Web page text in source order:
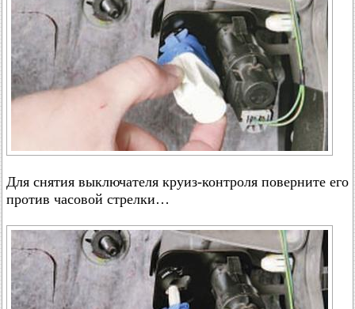
Для снятия выключателя круиз-контроля поверните его
против часовой стрелки…